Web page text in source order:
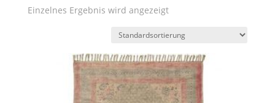
Einzelnes Ergebnis wird angezeigt